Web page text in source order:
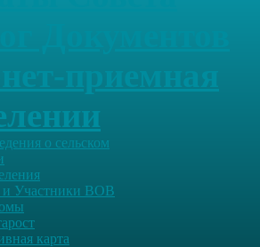
о сельском
и Участники ВОВ
карта